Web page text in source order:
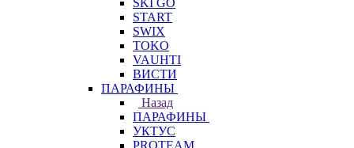
SKI GO
START
SWIX
TOKO
VAUHTI
ВИСТИ
ПАРАФИНЫ
Назад
ПАРАФИНЫ
УКТУС
PROTEAM